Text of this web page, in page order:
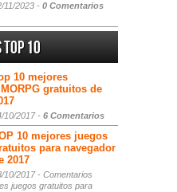
11/2023 - 0 Comentarios
10
10 mejores
gratuitos de
10/2017 - 6 Comentarios
10 mejores juegos
para navegador
2017
10/2017 - Comentarios
juegos gratuitos para